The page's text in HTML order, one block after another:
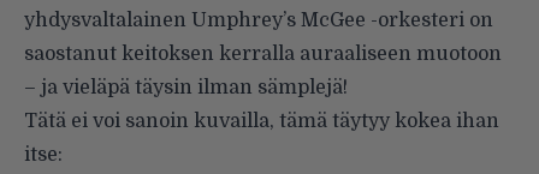
yhdysvaltalainen Umphrey’s McGee -orkesteri on
saostanut keitoksen kerralla auraaliseen muotoon
– ja vieläpä täysin ilman sämplejä!
Tätä ei voi sanoin kuvailla, tämä täytyy kokea ihan
itse: